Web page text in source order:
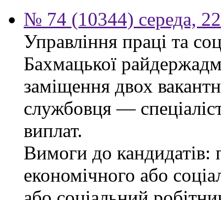
№ 74 (10344) середа,
Управління праці та
Бахмацької
заміщення двох
службовця —
виплат.
Вимоги до кандидатів:
економічного або